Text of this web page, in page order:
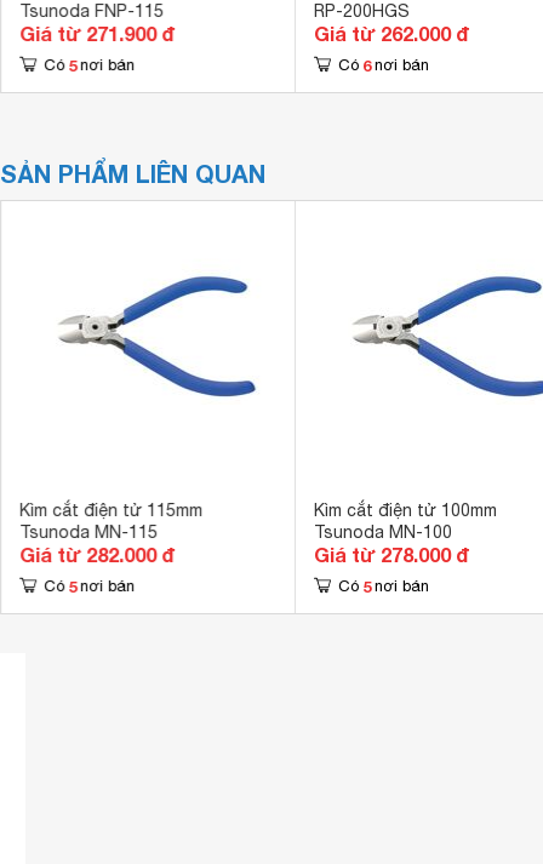
Tsunoda FNP-115
Giá từ 271.900 đ
Có 5 nơi bán
RP-200HGS
Giá từ 262.000 đ
Có 6 nơi bán
SẢN PHẨM LIÊN QUAN
Kìm cắt điện tử 115mm
Tsunoda MN-115
Giá từ 282.000 đ
Có 5 nơi bán
Kìm cắt điện tử 100mm
Tsunoda MN-100
Giá từ 278.000 đ
Có 5 nơi bán